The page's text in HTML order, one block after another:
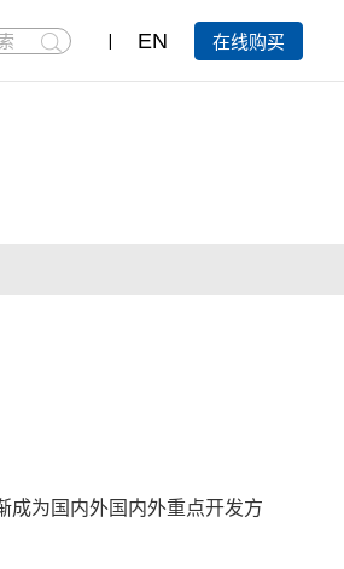
搜
索
EN 在线购买
成为国内外国内外重点开发方